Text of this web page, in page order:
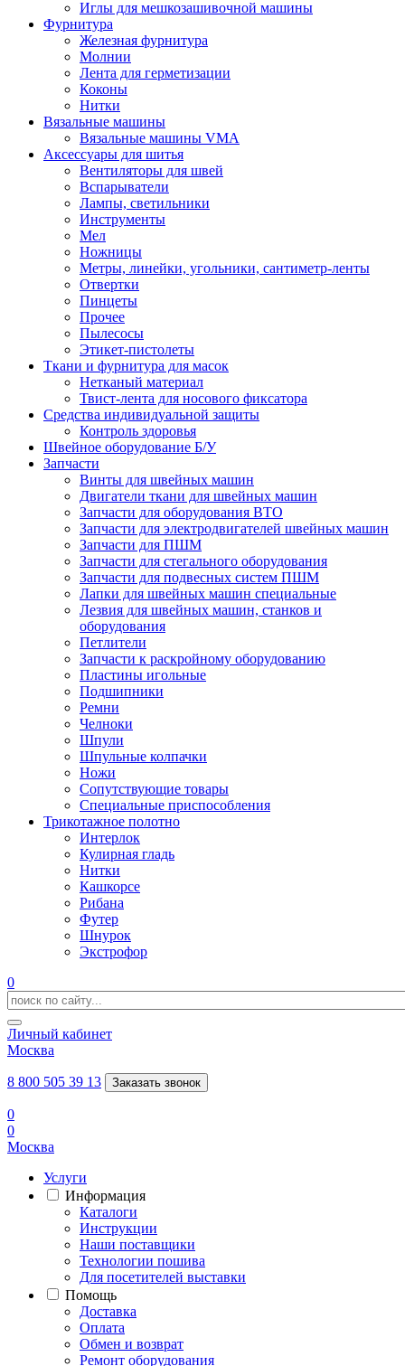
Иглы для мешкозашивочной машины
Фурнитура
Железная фурнитура
Молнии
Лента для герметизации
Коконы
Нитки
Вязальные машины
Вязальные машины VMA
Аксессуары для шитья
Вентиляторы для швей
Вспарыватели
Лампы, светильники
Инструменты
Мел
Ножницы
Метры, линейки, угольники, сантиметр-ленты
Отвертки
Пинцеты
Прочее
Пылесосы
Этикет-пистолеты
Ткани и фурнитура для масок
Нетканый материал
Твист-лента для носового фиксатора
Средства индивидуальной защиты
Контроль здоровья
Швейное оборудование Б/У
Запчасти
Винты для швейных машин
Двигатели ткани для швейных машин
Запчасти для оборудования ВТО
Запчасти для электродвигателей швейных машин
Запчасти для ПШМ
Запчасти для стегального оборудования
Запчасти для подвесных систем ПШМ
Лапки для швейных машин специальные
Лезвия для швейных машин, станков и
оборудования
Петлители
Запчасти к раскройному оборудованию
Пластины игольные
Подшипники
Ремни
Челноки
Шпули
Шпульные колпачки
Ножи
Сопутствующие товары
Специальные приспособления
Трикотажное полотно
Интерлок
Кулирная гладь
Нитки
Кашкорсе
Рибана
Футер
Шнурок
Экстрофор
0
Личный кабинет
Москва
8 800 505 39 13 Заказать звонок
0
0
Москва
Услуги
Информация
Каталоги
Инструкции
Наши поставщики
Технологии пошива
Для посетителей выставки
Помощь
Доставка
Оплата
Обмен и возврат
Ремонт оборудования